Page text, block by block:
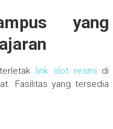
yang
link slot resmidi
Fasilitas yang tersedia